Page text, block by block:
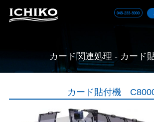
048-233-8900
カード関連処理 - カード
カード貼付機